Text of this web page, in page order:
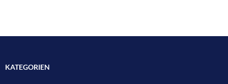
KATEGORIEN